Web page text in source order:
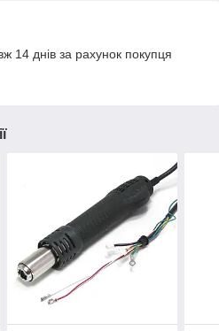
14 днів за рахунок покупця